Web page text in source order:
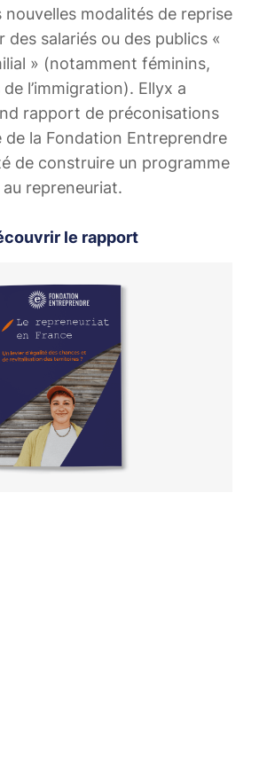
modalités de reprise
des salariés ou des publics «
» (notamment féminins,
l’immigration). Ellyx a
rapport de préconisations
de la Fondation Entreprendre
de construire un programme
au repreneuriat.
le rapport